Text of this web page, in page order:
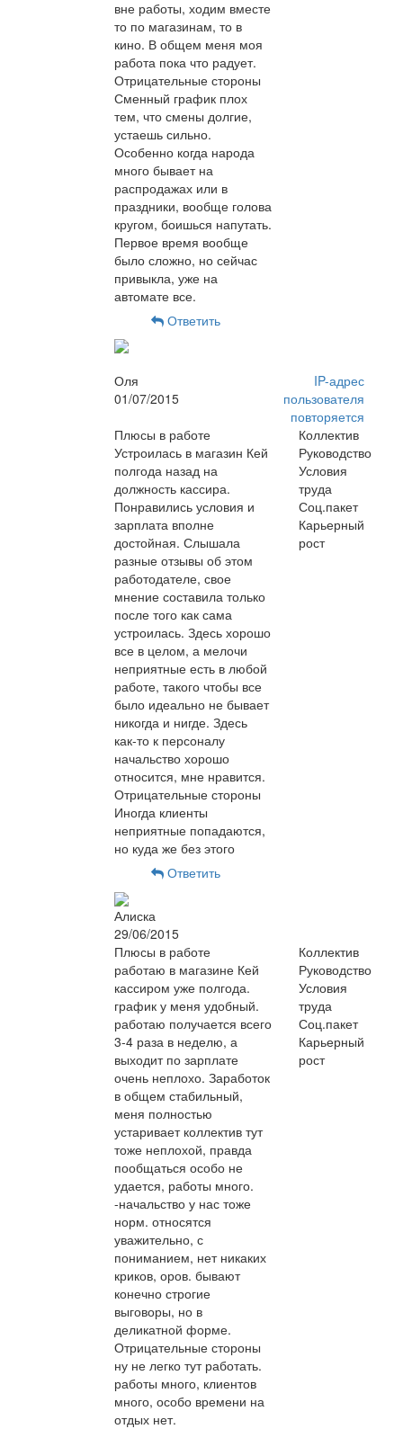
вне работы, ходим вместе
то по магазинам, то в
кино. В общем меня моя
работа пока что радует.
Отрицательные стороны
Сменный график плох
тем, что смены долгие,
устаешь сильно.
Особенно когда народа
много бывает на
распродажах или в
праздники, вообще голова
кругом, боишься напутать.
Первое время вообще
было сложно, но сейчас
привыкла, уже на
автомате все.
Ответить
Оля
01/07/2015
IP-адрес
пользователя
повторяется
Плюсы в работе
Устроилась в магазин Кей
полгода назад на
должность кассира.
Понравились условия и
зарплата вполне
достойная. Слышала
разные отзывы об этом
работодателе, свое
мнение составила только
после того как сама
устроилась. Здесь хорошо
все в целом, а мелочи
неприятные есть в любой
работе, такого чтобы все
было идеально не бывает
никогда и нигде. Здесь
как-то к персоналу
начальство хорошо
относится, мне нравится.
Отрицательные стороны
Иногда клиенты
неприятные попадаются,
но куда же без этого
Коллектив
Руководство
Условия
труда
Соц.пакет
Карьерный
рост
Ответить
Алиска
29/06/2015
Плюсы в работе
работаю в магазине Кей
кассиром уже полгода.
график у меня удобный.
работаю получается всего
3-4 раза в неделю, а
выходит по зарплате
очень неплохо. Заработок
в общем стабильный,
меня полностью
устаривает коллектив тут
тоже неплохой, правда
пообщаться особо не
удается, работы много.
-начальство у нас тоже
норм. относятся
уважительно, с
пониманием, нет никаких
криков, оров. бывают
конечно строгие
выговоры, но в
деликатной форме.
Отрицательные стороны
ну не легко тут работать.
работы много, клиентов
много, особо времени на
отдых нет.
Коллектив
Руководство
Условия
труда
Соц.пакет
Карьерный
рост